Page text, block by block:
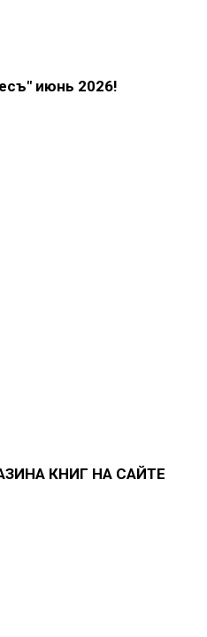
июнь 2026!
КНИГ НА САЙТЕ